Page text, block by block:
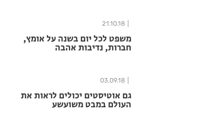
21.10.18
משפט לכל יום בשנה על אומץ,
חברות, נדיבות אהבה
03.09.18
גם אוטיסטים יכולים לראות את
העולם במבט משועשע